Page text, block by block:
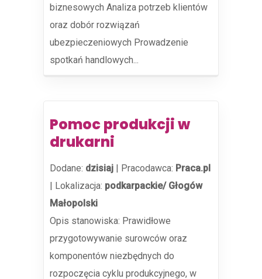
biznesowych Analiza potrzeb klientów
oraz dobór rozwiązań
ubezpieczeniowych Prowadzenie
spotkań handlowych...
Pomoc produkcji w
drukarni
Dodane: dzisiaj | Pracodawca: Praca.pl
| Lokalizacja: podkarpackie/ Głogów
Małopolski
Opis stanowiska: Prawidłowe
przygotowywanie surowców oraz
komponentów niezbędnych do
rozpoczęcia cyklu produkcyjnego, w